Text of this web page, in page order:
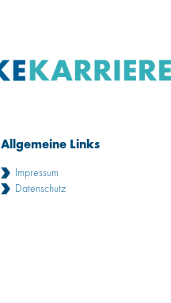
Allgemeine Links
Impressum
Datenschutz